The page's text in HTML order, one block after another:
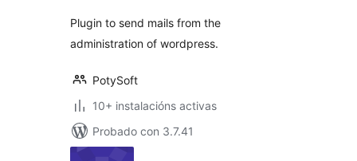
Plugin to send mails from the
administration of wordpress.
PotySoft
10+ instalacións activas
Probado con 3.7.41